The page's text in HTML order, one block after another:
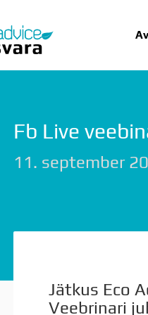
AVALEHT
Fb Live
11. september
Jätkus Eco
Veebrinari